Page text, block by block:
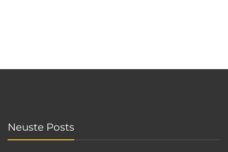
Neuste Posts